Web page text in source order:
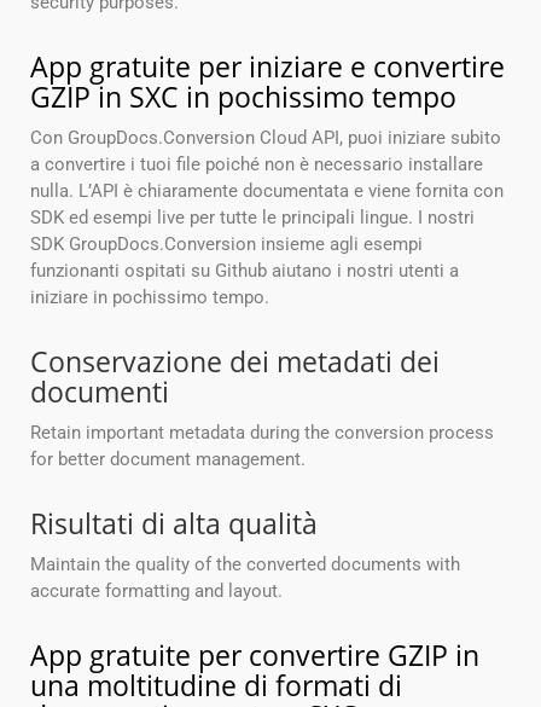
App gratuite per iniziare e convertire
GZIP in SXC in pochissimo tempo
Con GroupDocs.Conversion Cloud API, puoi iniziare subito
a convertire i tuoi file poiché non è necessario installare
nulla. L’API è chiaramente documentata e viene fornita con
SDK ed esempi live per tutte le principali lingue. I nostri
SDK GroupDocs.Conversion insieme agli esempi
funzionanti ospitati su Github aiutano i nostri utenti a
iniziare in pochissimo tempo.
Conservazione dei metadati dei
documenti
Retain important metadata during the conversion process
for better document management.
Risultati di alta qualità
Maintain the quality of the converted documents with
accurate formatting and layout.
App gratuite per convertire GZIP in
una moltitudine di formati di